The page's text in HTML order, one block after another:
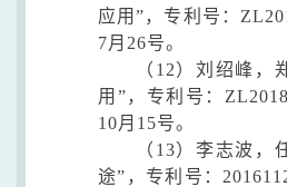
应用”，专利号：
7月 26号。
（ 12）刘绍峰，
用 ”，专利号：
10月 15号。
（ 13）李志波，
途” ，专利号：